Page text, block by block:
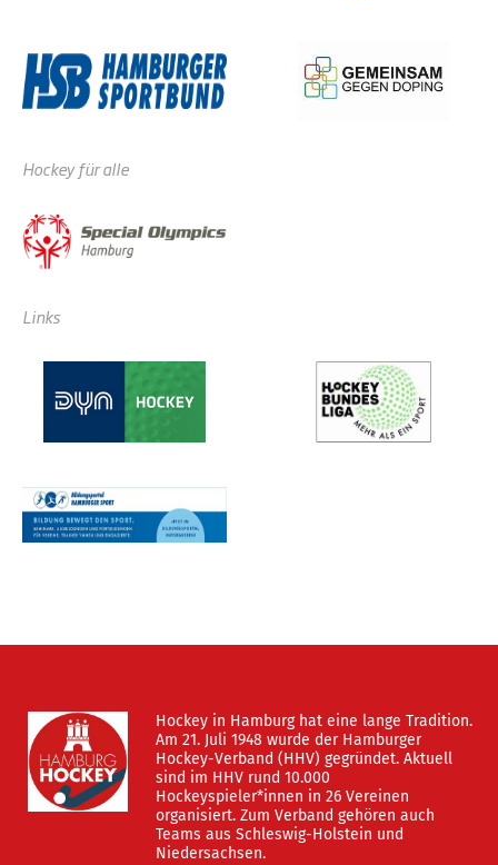
Hockey für alle
Links
Hockey in Hamburg hat eine lange Tradition.
Am 21. Juli 1948 wurde der Hamburger
Hockey-Verband (HHV) gegründet. Aktuell
sind im HHV rund 10.000
Hockeyspieler*innen in 26 Vereinen
organisiert. Zum Verband gehören auch
Teams aus Schleswig-Holstein und
Niedersachsen.